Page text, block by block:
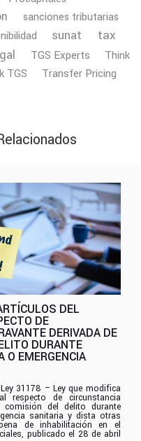
sanciones tributarias
sunat
tax
TGS Experts
Think
TGS Transfer Pricing
DEL
DE
DERIVADA DE
DURANTE
O EMERGENCIA
31178 – Ley que modifica
respecto de circunstancia
comisión del delito durante
sanitaria y dista otras
de inhabilitación en el
publicado el 28 de abril